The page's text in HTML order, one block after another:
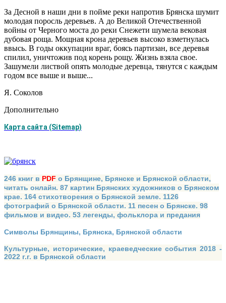
За Десной в наши дни в пойме реки напротив Брянска шумит
молодая по­росль деревьев. А до Великой Отечественной
войны от Черного моста до реки Снежети шумела вековая
дубовая роща. Мощная крона деревьев высоко взмет­нулась
ввысь. В годы оккупации враг, боясь партизан, все деревья
спилил, унич­тожив под корень рощу. Жизнь взяла свое.
Зашумели листвой опять молодые деревца, тянутся с каждым
годом все выше и выше...
Я. Соколов
Дополнительно
Карта сайта (Sitemap)
246 книг в PDF о Брянщине, Брянске и Брянской области,
читать онлайн. 87 картин Брянских художников о Брянском
крае. 164 стихотворения о Брянской земле. 1126
фотографий о Брянской области. 11 песен о Брянске. 98
фильмов и видео. 53 легенды, фольклора и предания
Символы Брянщины, Брянска, Брянской области
Культурные, исторические, краеведческие события 2018 -
2022 г.г. в Брянской области